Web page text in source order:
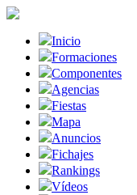
Inicio
Formaciones
Componentes
Agencias
Fiestas
Mapa
Anuncios
Fichajes
Rankings
Vídeos